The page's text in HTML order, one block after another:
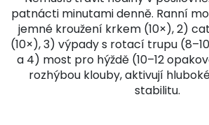
patnácti minutami denně. Ranní
jemné kroužení krkem (10×), 2)
(10×), 3) výpady s rotací trupu
a 4) most pro hýždě (10–12
rozhýbou klouby, aktivují
stabilitu.